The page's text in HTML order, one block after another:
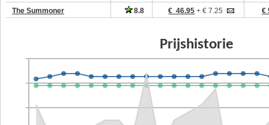
The Summoner
8.8 € 46.95 + € 7.25 €